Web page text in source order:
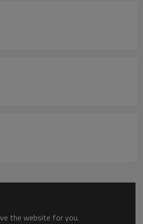
the website for you.